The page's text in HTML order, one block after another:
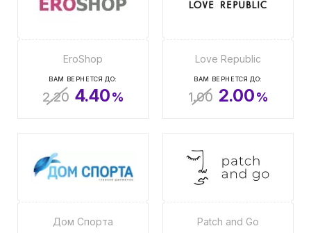
EroShop
ВАМ ВЕРНЕТСЯ ДО:
2.20 4.40%
Love Republic
ВАМ ВЕРНЕТСЯ ДО:
1.00 2.00%
Дом Спорта Patch and Go